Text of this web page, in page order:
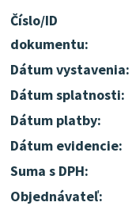
Číslo/ID
dokumentu:
Dátum vystavenia:
Dátum splatnosti:
Dátum platby:
Dátum evidencie:
Suma s DPH:
Objednávateľ: